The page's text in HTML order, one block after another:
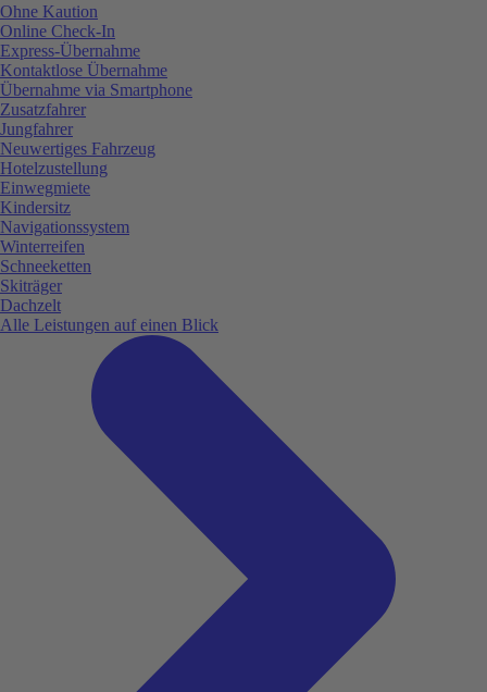
Ohne Kaution
Online Check-In
Express-Übernahme
Kontaktlose Übernahme
Übernahme via Smartphone
Zusatzfahrer
Jungfahrer
Neuwertiges Fahrzeug
Hotelzustellung
Einwegmiete
Kindersitz
Navigationssystem
Winterreifen
Schneeketten
Skiträger
Dachzelt
Alle Leistungen auf einen Blick